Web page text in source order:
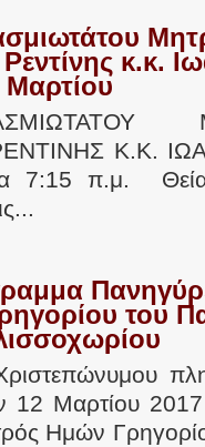
κ.κ.
Μαρτίου
Κ.Κ.
π.μ. Θεία
του
12 Μαρτίου 2017
Ημών